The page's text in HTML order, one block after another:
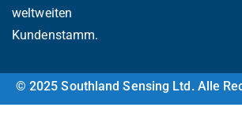
weltweiten
Kundenstamm.
© 2025 Southland Sensing Ltd. Alle